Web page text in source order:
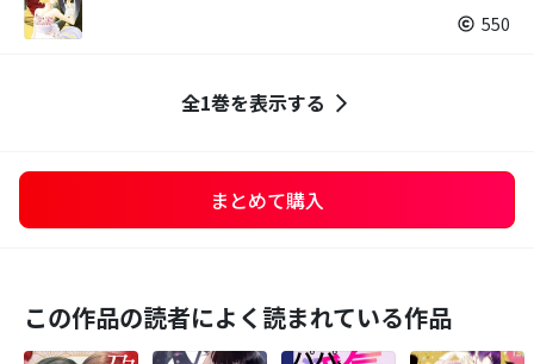
550
全1巻を表示する
まとめて購入
この作品の読者によく読まれている作品